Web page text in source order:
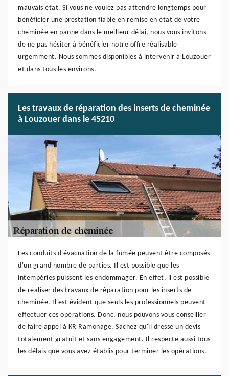
mauvais état. Si vous ne voulez pas attendre longtemps pour
bénéficier une prestation fiable en remise en état de votre
cheminée en panne dans le meilleur délai, nous vous invitons
de ne pas hésiter à bénéficier notre offre réalisable
urgemment. Nous sommes disponibles à intervenir à Louzouer
et dans tous les environs.
Les travaux de réparation des inserts de cheminée
à Louzouer dans le 45210
Les conduits d'évacuation de la fumée peuvent être composés
d'un grand nombre de parties. Il est possible que les
intempéries puissent les endommager. En effet, il est possible
de réaliser des travaux de réparation pour les inserts de
cheminée. Il est évident que seuls les professionnels peuvent
effectuer ces opérations. Donc, nous pouvons vous conseiller
de faire appel à KR Ramonage. Sachez qu'il dresse un devis
totalement gratuit et sans engagement. Il respecte aussi tous
les délais que vous avez établis pour terminer les opérations.